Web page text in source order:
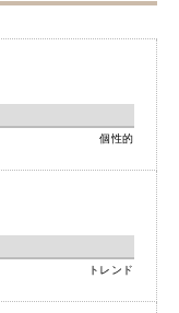
個性的
トレンド